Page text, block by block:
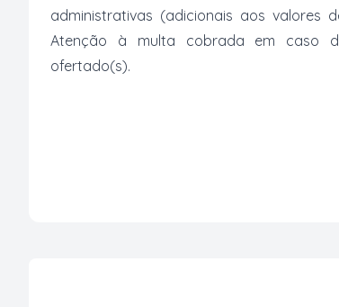
administrativas (adicionais aos valores
Atenção à multa cobrada em caso
ofertado(s).